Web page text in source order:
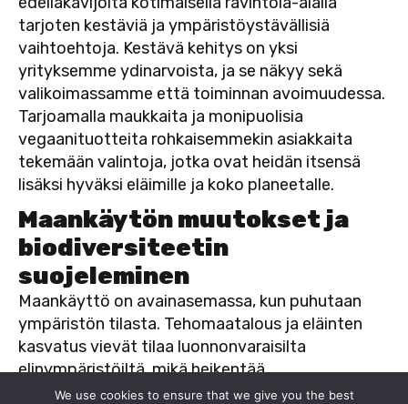
tarjoten kestäviä ja ympäristöystävällisiä
vaihtoehtoja. Kestävä kehitys on yksi
yrityksemme ydinarvoista, ja se näkyy sekä
valikoimassamme että toiminnan avoimuudessa.
Tarjoamalla maukkaita ja monipuolisia
vegaanituotteita rohkaisemmekin asiakkaita
tekemään valintoja, jotka ovat heidän itsensä
lisäksi hyväksi eläimille ja koko planeetalle.
Maankäytön muutokset ja
biodiversiteetin
suojeleminen
Maankäyttö on avainasemassa, kun puhutaan
ympäristön tilasta. Tehomaatalous ja eläinten
kasvatus vievät tilaa luonnonvaraisilta
elinympäristöiltä, mikä heikentää
biodiversiteettiä. Vegaaniruokavalion suosiminen
We use cookies to ensure that we give you the best